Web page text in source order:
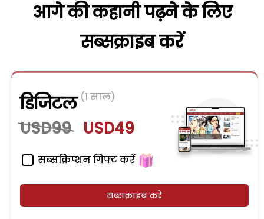
आगे की कहानी पढ़ने के लिए
सब्सक्राइब करें
डिजिटल (1 साल)
USD99 USD49
सब्सक्रिप्शन गिफ्ट करें
सब्सक्राइब करें